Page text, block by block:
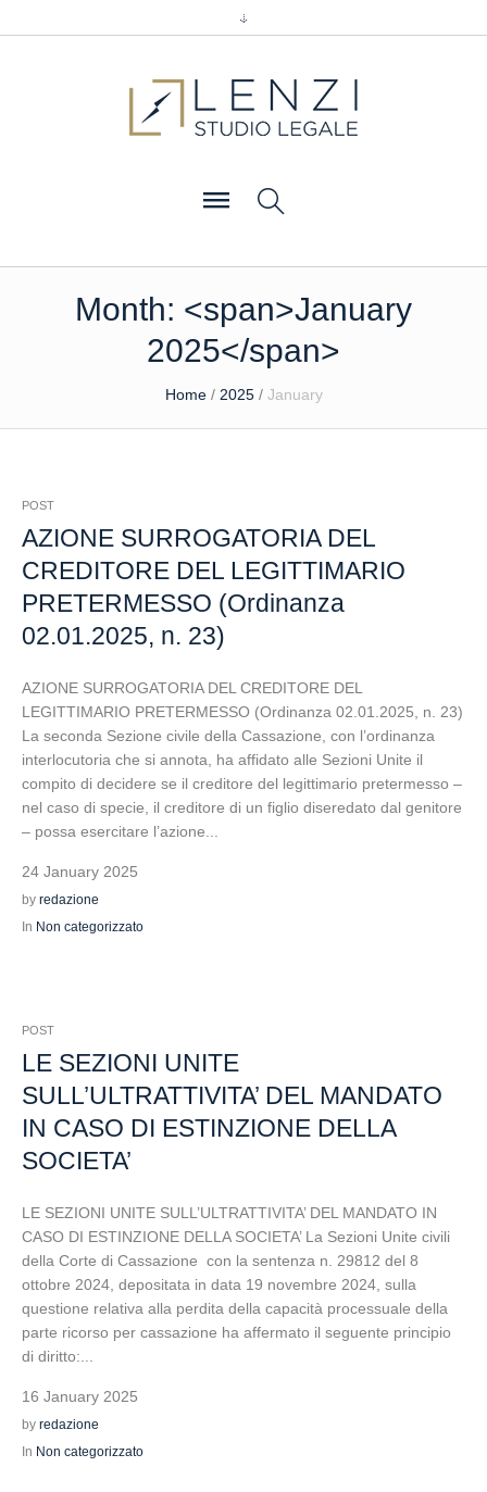
Month: <span>January
2025</span>
Home / 2025 / January
POST
AZIONE SURROGATORIA DEL
CREDITORE DEL LEGITTIMARIO
PRETERMESSO (Ordinanza
02.01.2025, n. 23)
AZIONE SURROGATORIA DEL CREDITORE DEL
LEGITTIMARIO PRETERMESSO (Ordinanza 02.01.2025, n. 23)
La seconda Sezione civile della Cassazione, con l’ordinanza
interlocutoria che si annota, ha affidato alle Sezioni Unite il
compito di decidere se il creditore del legittimario pretermesso –
nel caso di specie, il creditore di un figlio diseredato dal genitore
– possa esercitare l’azione...
24 January 2025
by redazione
In Non categorizzato
POST
LE SEZIONI UNITE
SULL’ULTRATTIVITA’ DEL MANDATO
IN CASO DI ESTINZIONE DELLA
SOCIETA’
LE SEZIONI UNITE SULL’ULTRATTIVITA’ DEL MANDATO IN
CASO DI ESTINZIONE DELLA SOCIETA’ La Sezioni Unite civili
della Corte di Cassazione con la sentenza n. 29812 del 8
ottobre 2024, depositata in data 19 novembre 2024, sulla
questione relativa alla perdita della capacità processuale della
parte ricorso per cassazione ha affermato il seguente principio
di diritto:...
16 January 2025
by redazione
In Non categorizzato